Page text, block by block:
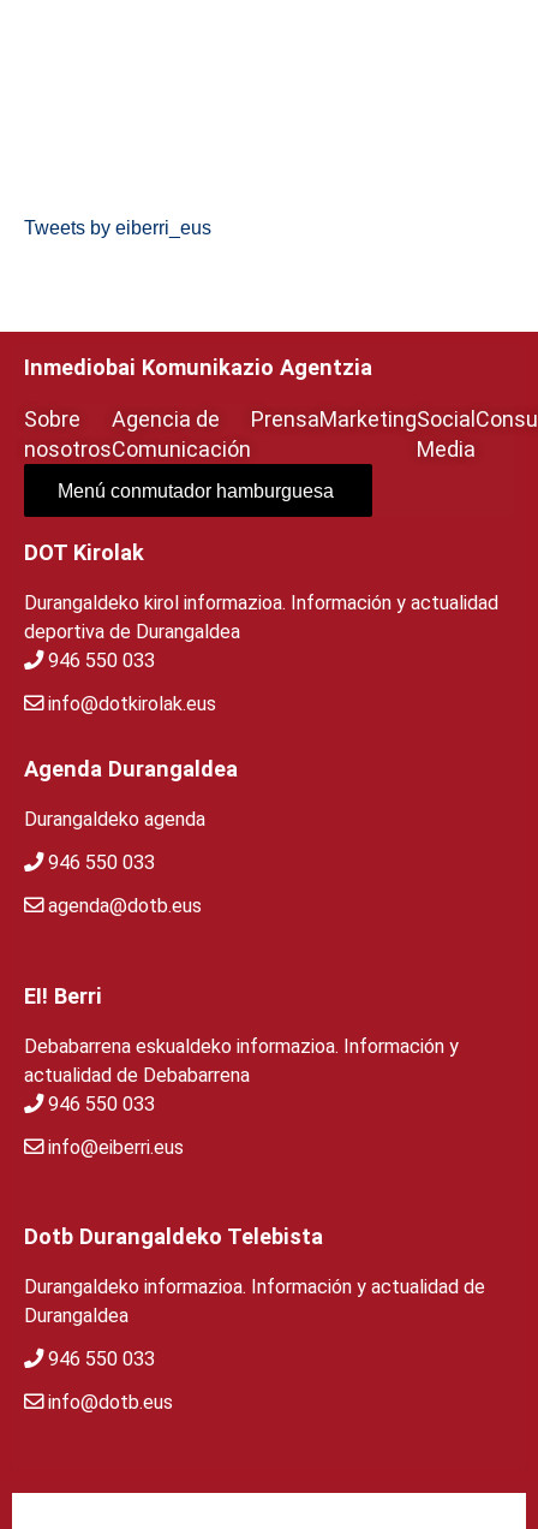
Tweets by eiberri_eus
Inmediobai Komunikazio Agentzia
Sobre
nosotros
Agencia de
Comunicación
PrensaMarketingSocial
Media
Menú conmutador hamburguesa
DOT Kirolak
Durangaldeko kirol informazioa. Información y actualidad
deportiva de Durangaldea
946 550 033
info@dotkirolak.eus
Agenda Durangaldea
Durangaldeko agenda
946 550 033
agenda@dotb.eus
EI! Berri
Debabarrena eskualdeko informazioa. Información y
actualidad de Debabarrena
946 550 033
info@eiberri.eus
Dotb Durangaldeko Telebista
Durangaldeko informazioa. Información y actualidad de
Durangaldea
946 550 033
info@dotb.eus